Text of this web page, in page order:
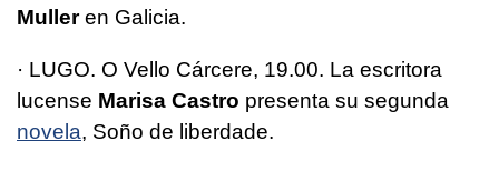
Mulleren Galicia.
· LUGO. O Vello Cárcere, 19.00. La escritora
lucense Marisa Castro presenta su segunda
novela, Soño de liberdade.